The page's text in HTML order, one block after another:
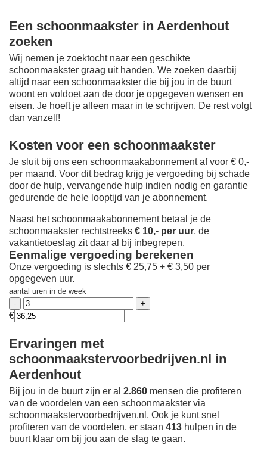
Een schoonmaakster in Aerdenhout
zoeken
Wij nemen je zoektocht naar een geschikte
schoonmaakster graag uit handen. We zoeken daarbij
altijd naar een schoonmaakster die bij jou in de buurt
woont en voldoet aan de door je opgegeven wensen en
eisen. Je hoeft je alleen maar in te schrijven. De rest volgt
dan vanzelf!
Kosten voor een schoonmaakster
Je sluit bij ons een schoonmaakabonnement af voor € 0,-
per maand. Voor dit bedrag krijg je vergoeding bij schade
door de hulp, vervangende hulp indien nodig en garantie
gedurende de hele looptijd van je abonnement.
Naast het schoonmaakabonnement betaal je de
schoonmaakster rechtstreeks € 10,- per uur, de
vakantietoeslag zit daar al bij inbegrepen.
Eenmalige vergoeding berekenen
Onze vergoeding is slechts € 25,75 + € 3,50 per
opgegeven uur.
aantal uren in de week
€
Ervaringen met
schoonmaakstervoorbedrijven.nl in
Aerdenhout
Bij jou in de buurt zijn er al 2.860 mensen die profiteren
van de voordelen van een schoonmaakster via
schoonmaakstervoorbedrijven.nl. Ook je kunt snel
profiteren van de voordelen, er staan 413 hulpen in de
buurt klaar om bij jou aan de slag te gaan.